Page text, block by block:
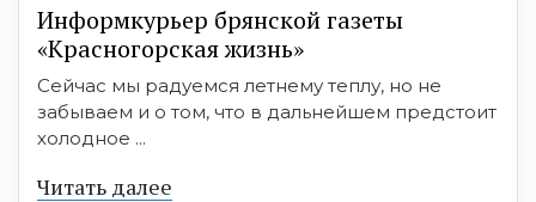
Информкурьер брянской газеты
«Красногорская жизнь»
Сейчас мы радуемся летнему теплу, но не
забываем и о том, что в дальнейшем предстоит
холодное ...
Читать далее